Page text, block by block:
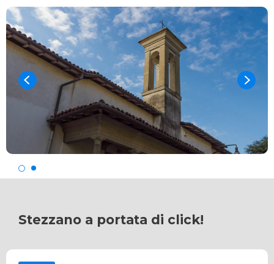
Stezzano a portata di click!